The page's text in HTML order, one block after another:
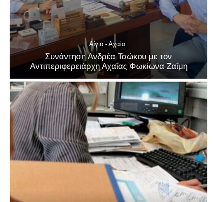
Αίγιο - Αχαΐα
Συνάντηση Ανδρέα Τσώκου με τον
Αντιπεριφερειάρχη Αχαΐας Φωκίωνα Ζαΐμη